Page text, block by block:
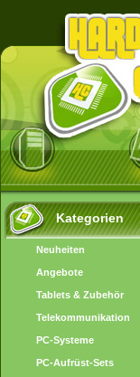
Kategorien
Neuheiten
Angebote
Tablets & Zubehör
Telekommunikation
PC-Systeme
PC-Aufrüst-Sets